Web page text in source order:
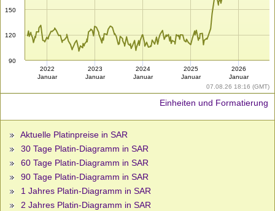
07.08.26 18:16 (GMT)
90
120
150
2022
Januar
2023
Januar
2024
Januar
2025
Januar
2026
Januar
Einheiten und Formatierung
Aktuelle Platinpreise in SAR
30 Tage Platin-Diagramm in SAR
60 Tage Platin-Diagramm in SAR
90 Tage Platin-Diagramm in SAR
1 Jahres Platin-Diagramm in SAR
2 Jahres Platin-Diagramm in SAR